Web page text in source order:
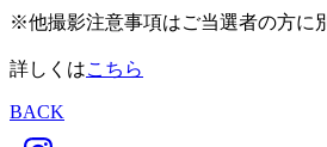
※他撮影注意事項はご当選者の方に
詳しくはこちら
BACK